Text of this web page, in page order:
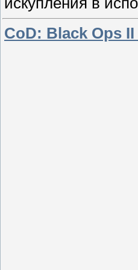
CoD: Black Ops